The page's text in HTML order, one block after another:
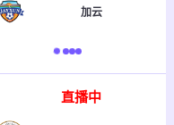
加云
直播中